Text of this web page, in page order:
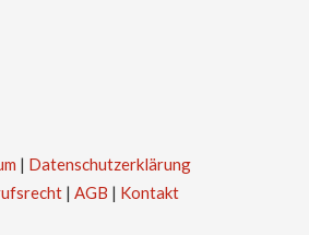
| Datenschutzerklärung
| AGB | Kontakt